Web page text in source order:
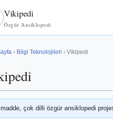
Vikipedi
Özgür Ansiklopedi
› Bilgi Teknolojileri › Vikipedi
çok dilli özgür ansiklopedi